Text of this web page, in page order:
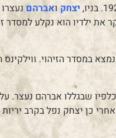
יצחק ואברהם
גבריאל בא לבקר את ילדיו הוא נקלע
במסדר הזיהוי.
שבגללו אברהם נעצר.
כן יצחק נפל בקרב יריות